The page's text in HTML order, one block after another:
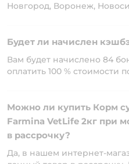
Новгород, Воронеж,
Будет ли начислен
Вам будет начислено 84
оплатить 100 % стоимости
Можно ли купить Корм
Farmina VetLife 2кг при
в рассрочку?
Да, в нашем интернет-